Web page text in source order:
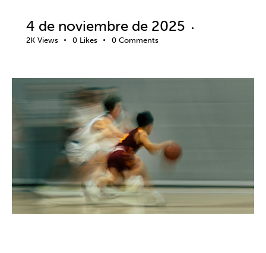
4 de noviembre de 2025
2K Views 0 Likes 0 Comments